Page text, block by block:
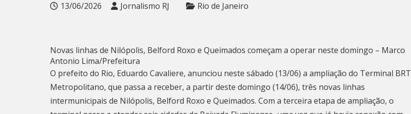
13/06/2026 Jornalismo RJ Rio de Janeiro
Novas linhas de Nilópolis, Belford Roxo e Queimados começam a operar neste domingo – Marco
Antonio Lima/Prefeitura
O prefeito do Rio, Eduardo Cavaliere, anunciou neste sábado (13/06) a ampliação do Terminal BRT
Metropolitano, que passa a receber, a partir deste domingo (14/06), três novas linhas
intermunicipais de Nilópolis, Belford Roxo e Queimados. Com a terceira etapa de ampliação, o